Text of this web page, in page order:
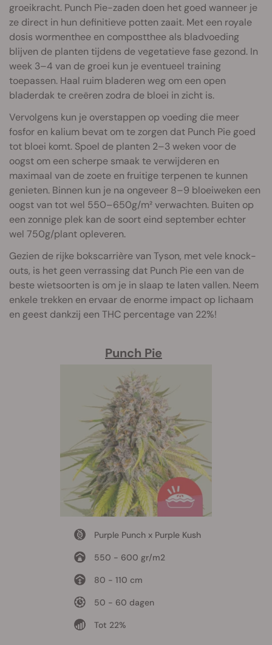
groeikracht. Punch Pie-zaden doen het goed wanneer je
ze direct in hun definitieve potten zaait. Met een royale
dosis wormenthee en compostthee als bladvoeding
blijven de planten tijdens de vegetatieve fase gezond. In
week 3–4 van de groei kun je eventueel training
toepassen. Haal ruim bladeren weg om een open
bladerdak te creëren zodra de bloei in zicht is.
Vervolgens kun je overstappen op voeding die meer
fosfor en kalium bevat om te zorgen dat Punch Pie goed
tot bloei komt. Spoel de planten 2–3 weken voor de
oogst om een scherpe smaak te verwijderen en
maximaal van de zoete en fruitige terpenen te kunnen
genieten. Binnen kun je na ongeveer 8–9 bloeiweken een
oogst van tot wel 550–650g/m² verwachten. Buiten op
een zonnige plek kan de soort eind september echter
wel 750g/plant opleveren.
Gezien de rijke bokscarrière van Tyson, met vele knock-
outs, is het geen verrassing dat Punch Pie een van de
beste wietsoorten is om je in slaap te laten vallen. Neem
enkele trekken en ervaar de enorme impact op lichaam
en geest dankzij een THC percentage van 22%!
Punch Pie
Purple Punch x Purple Kush
550 - 600 gr/m2
80 - 110 cm
50 - 60 dagen
Tot 22%